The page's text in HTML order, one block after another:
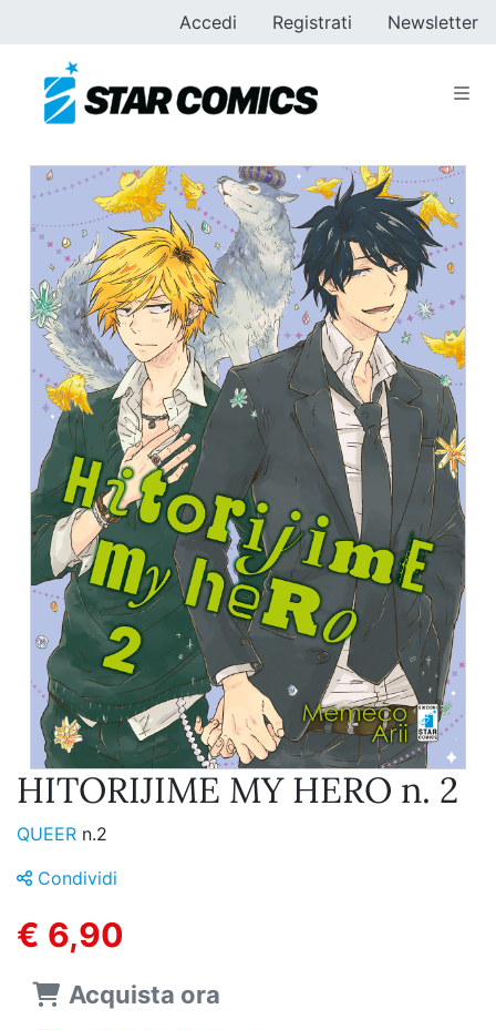
Accedi Registrati Newsletter
HITORIJIME MY HERO n. 2
QUEER n.2
Condividi
€ 6,90
Acquista ora